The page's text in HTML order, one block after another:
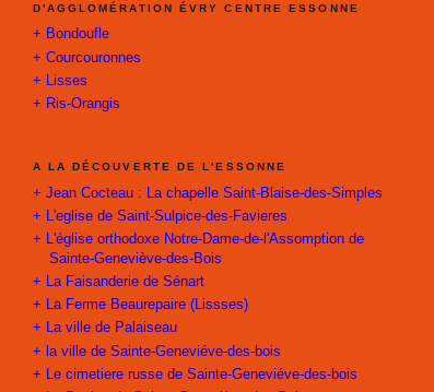
D'AGGLOMÉRATION ÉVRY CENTRE ESSONNE
+ Bondoufle
+ Courcouronnes
+ Lisses
+ Ris-Orangis
A LA DÉCOUVERTE DE L'ESSONNE
+ Jean Cocteau : La chapelle Saint-Blaise-des-Simples
+ L'eglise de Saint-Sulpice-des-Favieres
+ L'église orthodoxe Notre-Dame-de-l'Assomption de
Sainte-Geneviève-des-Bois
+ La Faisanderie de Sénart
+ La Ferme Beaurepaire (Lissses)
+ La ville de Palaiseau
+ la ville de Sainte-Geneviéve-des-bois
+ Le cimetiere russe de Sainte-Geneviéve-des-bois